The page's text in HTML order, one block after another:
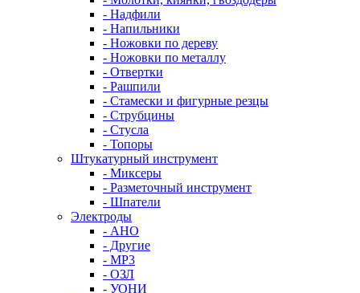
- Надфили
- Напильники
- Ножовки по дереву
- Ножовки по металлу
- Отвертки
- Рашпили
- Стамески и фигурные резцы
- Струбцины
- Стусла
- Топоры
Штукатурный инструмент
- Миксеры
- Разметочный инструмент
- Шпатели
Электроды
- АНО
- Другие
- МР3
- ОЗЛ
- УОНИ